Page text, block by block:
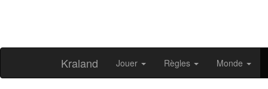
Kraland Jouer Règles Monde